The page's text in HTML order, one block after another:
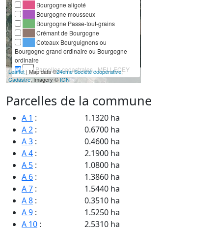
Bourgogne aligoté
Bourgogne mousseux
Bourgogne Passe-tout-grains
Crémant de Bourgogne
Coteaux Bourguignons ou
Bourgogne grand ordinaire ou Bourgogne
ordinaire
Parcelles cadastrales - MELLECEY
Leaflet | Map data ©24eme Société coopérative,
Cadastre, Imagery ©IGN
Parcelles de la commune
A 1 :
1.1320 ha
A 2 :
0.6700 ha
A 3 :
0.4600 ha
A 4 :
2.1900 ha
A 5 :
1.0800 ha
A 6 :
1.3860 ha
A 7 :
1.5440 ha
A 8 :
0.3510 ha
A 9 :
1.5250 ha
A 10 :
2.5310 ha